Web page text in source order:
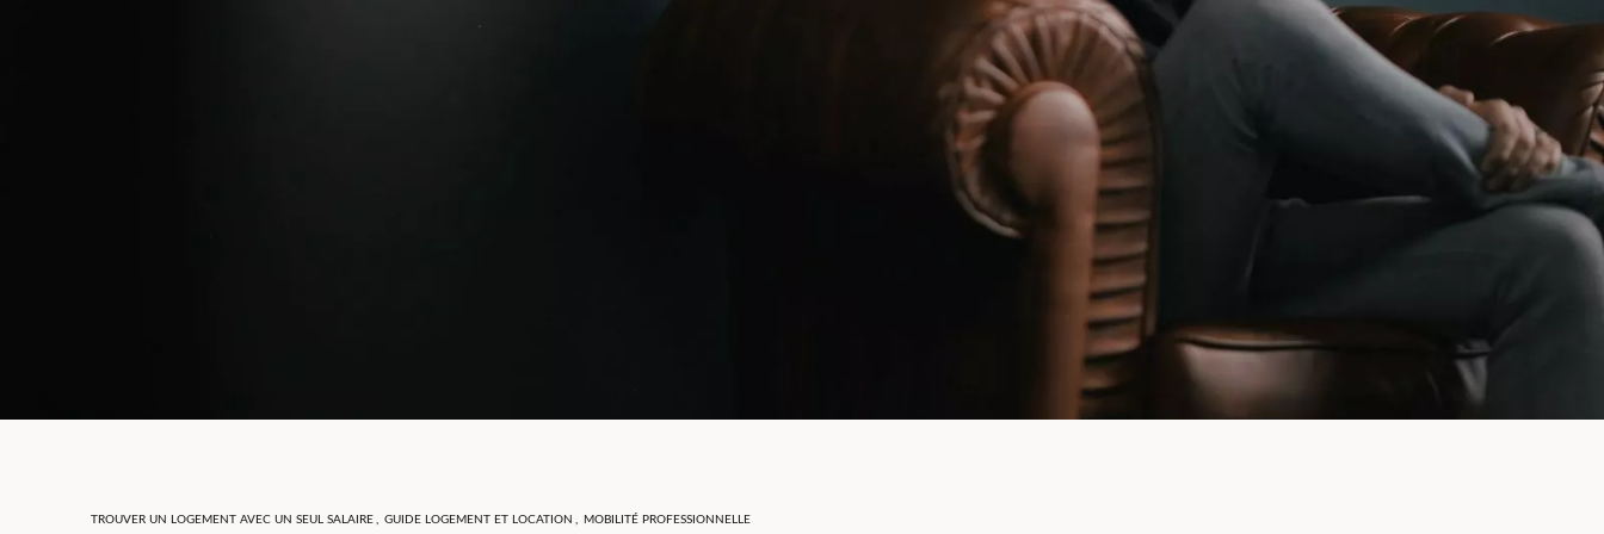
TROUVER UN LOGEMENT AVEC UN SEUL SALAIRE , GUIDE LOGEMENT ET LOCATION , MOBILITÉ PROFESSIONNELLE